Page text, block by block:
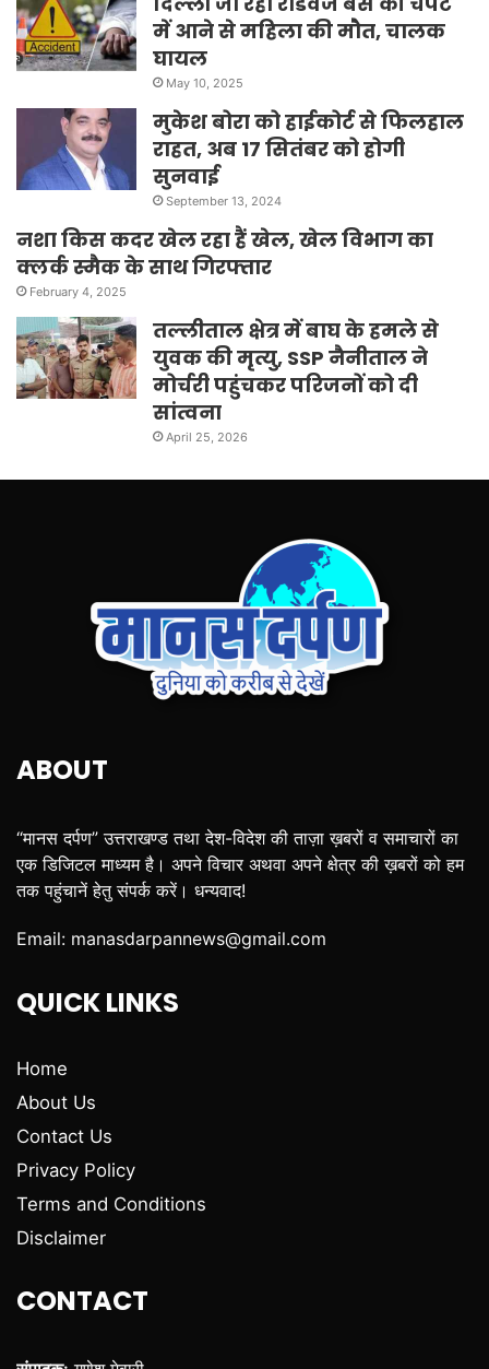
में आने से महिला की मौत, चालक
घायल
May 10, 2025
मुकेश बोरा को हाईकोर्ट से फिलहाल
राहत, अब 17 सितंबर को होगी
सुनवाई
September 13, 2024
नशा किस कदर खेल रहा हैं खेल, खेल विभाग का
क्लर्क स्मैक के साथ गिरफ्तार
February 4, 2025
तल्लीताल क्षेत्र में बाघ के हमले से
युवक की मृत्यु, SSP नैनीताल ने
मोर्चरी पहुंचकर परिजनों को दी
सांत्वना
April 25, 2026
ABOUT
“मानस दर्पण” उत्तराखण्ड तथा देश-विदेश की ताज़ा ख़बरों व समाचारों का
एक डिजिटल माध्यम है। अपने विचार अथवा अपने क्षेत्र की ख़बरों को हम
तक पहुंचानें हेतु संपर्क करें। धन्यवाद!
Email: manasdarpannews@gmail.com
QUICK LINKS
Home
About Us
Contact Us
Privacy Policy
Terms and Conditions
Disclaimer
CONTACT